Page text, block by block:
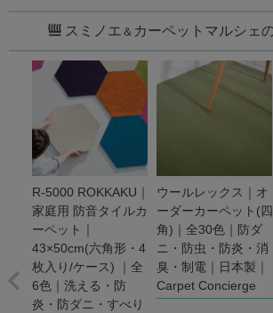
スミノエ＆ カーペットマルシェ
R-5000 ROKKAKU｜
家庭用 防音タイルカ
ーペット｜
43×50cm(六角形・4
枚入り/ケース) ｜全
6色｜洗える・防
炎・防ダニ・すべり
ウールレックス｜オ
ーダーカーペット(四
角)｜全30色｜防ダ
ニ・防虫・防炎・消
臭・制電｜日本製｜
Carpet Concierge